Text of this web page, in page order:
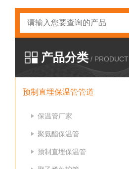
产品分类 / PRODUCT
预制直埋保温管管道
保温管厂家
聚氨酯保温管
预制直埋保温管